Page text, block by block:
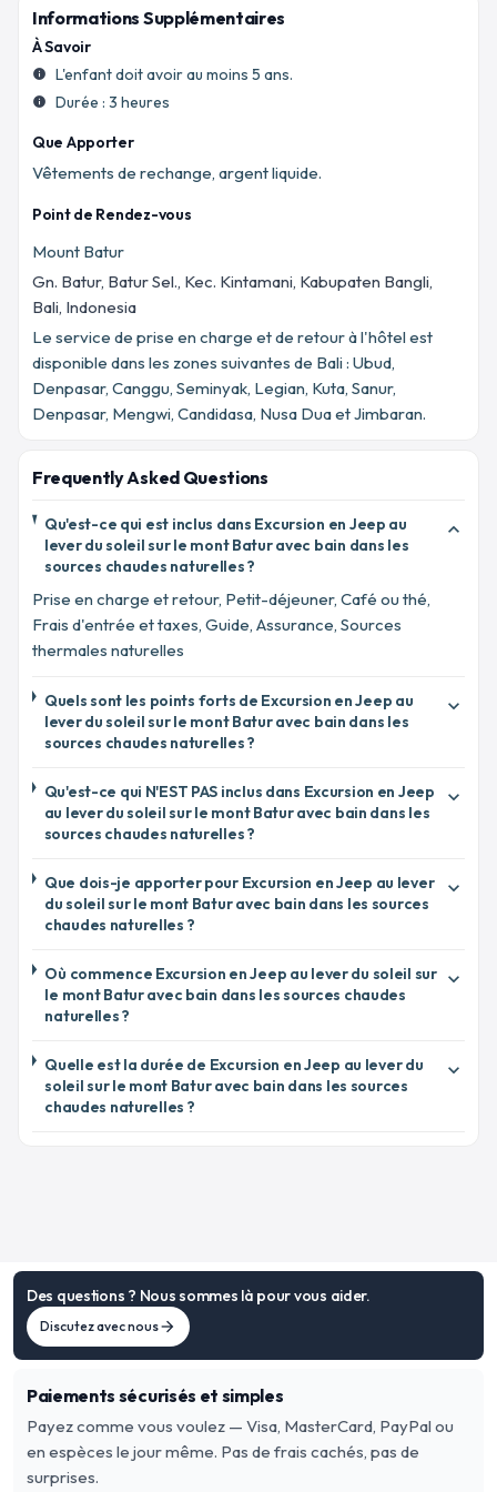
Informations Supplémentaires
À Savoir
info L'enfant doit avoir au moins 5 ans.
info
Durée : 3 heures
Que Apporter
Vêtements de rechange, argent liquide.
Point de Rendez-vous
Mount Batur
Gn. Batur, Batur Sel., Kec. Kintamani, Kabupaten Bangli,
Bali, Indonesia
Le service de prise en charge et de retour à l'hôtel est
disponible dans les zones suivantes de Bali : Ubud,
Denpasar, Canggu, Seminyak, Legian, Kuta, Sanur,
Denpasar, Mengwi, Candidasa, Nusa Dua et Jimbaran.
Frequently Asked Questions
Qu'est-ce qui est inclus dans Excursion en Jeep au
lever du soleil sur le mont Batur avec bain dans les
sources chaudes naturelles ?
expand_more
Prise en charge et retour, Petit-déjeuner, Café ou thé,
Frais d'entrée et taxes, Guide, Assurance, Sources
thermales naturelles
Quels sont les points forts de Excursion en Jeep au
lever du soleil sur le mont Batur avec bain dans les
sources chaudes naturelles ?
expand_more
Qu'est-ce qui N'EST PAS inclus dans Excursion en Jeep
au lever du soleil sur le mont Batur avec bain dans les
sources chaudes naturelles ?
expand_more
Que dois-je apporter pour Excursion en Jeep au lever
du soleil sur le mont Batur avec bain dans les sources
chaudes naturelles ?
expand_more
Où commence Excursion en Jeep au lever du soleil sur
le mont Batur avec bain dans les sources chaudes
naturelles ?
expand_more
Quelle est la durée de Excursion en Jeep au lever du
soleil sur le mont Batur avec bain dans les sources
chaudes naturelles ?
expand_more
Des questions ? Nous sommes là pour vous aider.
Discutez avec nousarrow_forward
Paiements sécurisés et simples
Payez comme vous voulez — Visa, MasterCard, PayPal ou
en espèces le jour même. Pas de frais cachés, pas de
surprises.